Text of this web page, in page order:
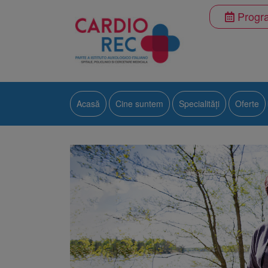
Acasă Cine suntem Specialități
Cardiologie
Diabet, nutriție și
Endocrinologie
Medicină de familie
Medicină internă
Oferte